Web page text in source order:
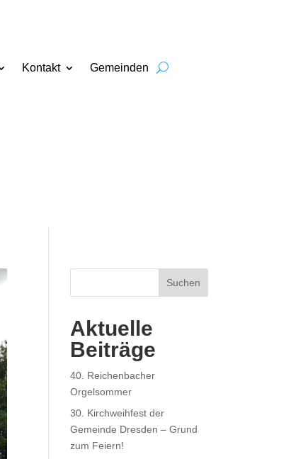
Kontakt Gemeinden
Suchen
Aktuelle
Beiträge
40. Reichenbacher
Orgelsommer
30. Kirchweihfest der
Gemeinde Dresden – Grund
zum Feiern!